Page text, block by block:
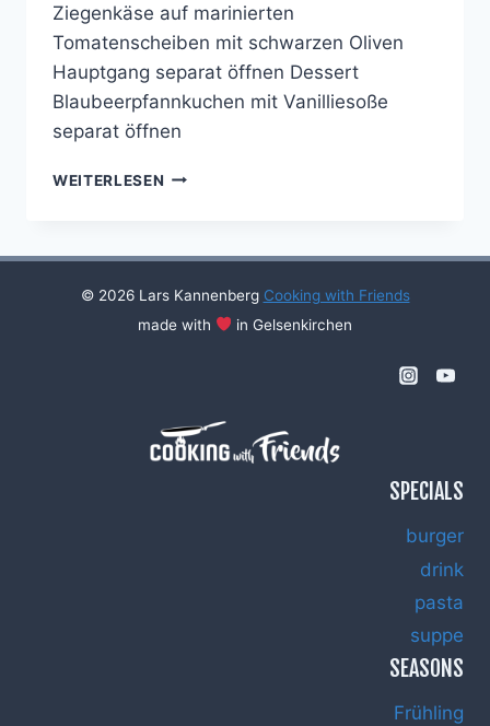
Ziegenkäse auf marinierten
Tomatenscheiben mit schwarzen Oliven
Hauptgang separat öffnen Dessert
Blaubeerpfannkuchen mit Vanilliesoße
separat öffnen
WEITERLESEN COOKING
© 2026 Lars Kannenberg Cooking with Friends
made with
in Gelsenkirchen
SPECIALS
burger
drink
pasta
suppe
SEASONS
Frühling